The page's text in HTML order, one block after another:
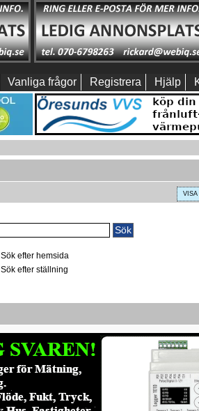
Vanliga frågor Registrera Hjälp
VISA
Sök efter hemsida
Sök efter ställning